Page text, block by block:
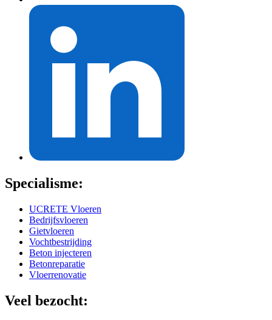
Specialisme:
UCRETE Vloeren
Bedrijfsvloeren
Gietvloeren
Vochtbestrijding
Beton injecteren
Betonreparatie
Vloerrenovatie
Veel bezocht: